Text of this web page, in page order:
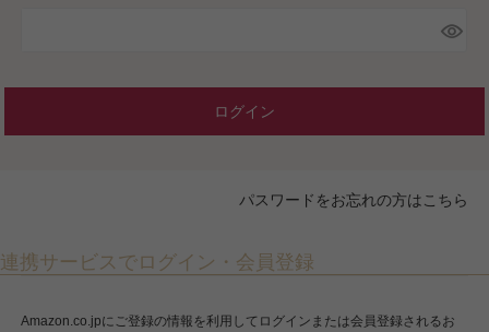
ログイン
パスワードをお忘れの方はこちら
連携サービスでログイン・会員登録
Amazon.co.jpにご登録の情報を利用してログインまたは会員登録されるお